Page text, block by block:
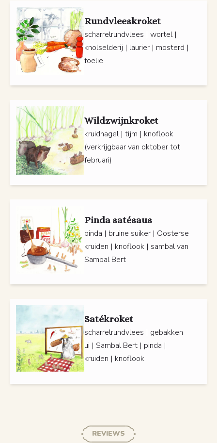
Rundvleeskroket
scharrelrundvlees | wortel |
knolselderij | laurier | mosterd |
foelie
Wildzwijnkroket
kruidnagel | tijm | knoflook
(verkrijgbaar van oktober tot
februari)
Pinda satésaus
pinda | bruine suiker | Oosterse
kruiden | knoflook | sambal van
Sambal Bert
Satékroket
scharrelrundvlees | gebakken
ui | Sambal Bert | pinda |
kruiden | knoflook
REVIEWS